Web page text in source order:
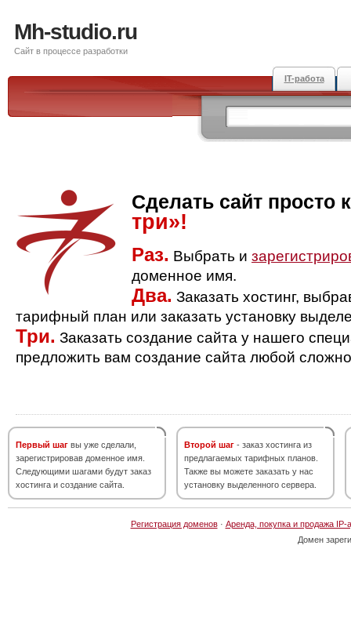
Mh-studio.ru
Сайт в процессе разработки
IT-работа
Сделать сайт просто
три»!
Раз. Выбрать и
доменное имя.
Два. Заказать хостинг,
тарифный план или заказать установку
Три. Заказать создание сайта у нашего
предложить вам создание сайта любой
Первый шаг вы уже сделали,
зарегистрировав доменное имя.
Следующими шагами будут заказ
хостинга и создание сайта.
Второй шаг - заказ хостинга из
предлагаемых тарифных планов.
Также вы можете заказать у нас
установку выделенного сервера.
Регистрация доменов· Аренда, покупка и продажа IP-
Домен